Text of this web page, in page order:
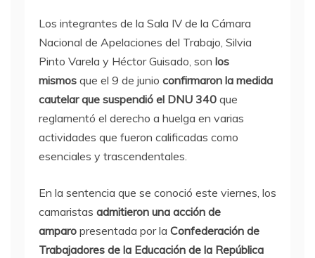
Los integrantes de la Sala IV de la Cámara
Nacional de Apelaciones del Trabajo, Silvia
Pinto Varela y Héctor Guisado, son los
mismos que el 9 de junio confirmaron la medida
cautelar que suspendió el DNU 340 que
reglamentó el derecho a huelga en varias
actividades que fueron calificadas como
esenciales y trascendentales.
En la sentencia que se conoció este viernes, los
camaristas admitieron una acción de
amparo presentada por la Confederación de
Trabajadores de la Educación de la República